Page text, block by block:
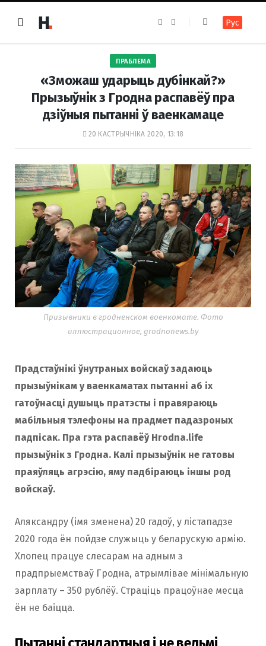
e
k
t
a
m
Рус
ПРАБЛЕМА
«Зможаш ударыць дубінкай?»
Прызыўнік з Гродна распавёў пра
дзіўныя пытанні ў ваенкамаце
20 КАСТРЫЧНІКА 2020, 13:18
Призывники в гродненском военкомате. Фото
иллюстрационное, grodnonews.by
Прадстаўнікі ўнутраных войскаў задаюць
прызыўнікам у ваенкаматах пытанні аб іх
гатоўнасці душыць пратэсты і правяраюць
мабільныя тэлефоны на прадмет падазроных
падпісак. Пра гэта распавёў Hrodna.life
прызыўнік з Гродна. Калі прызыўнік не гатовы
праяўляць агрэсію, яму падбіраюць іншы род
войскаў.
Аляксандру (імя зменена) 20 гадоў, у лістападзе
2020 года ён пойдзе служыць у беларускую армію.
Хлопец працуе слесарам на адным з
прадпрыемстваў Гродна, атрымлівае мінімальную
зарплату – 350 рублёў. Страціць працоўнае месца
ён не баіцца.